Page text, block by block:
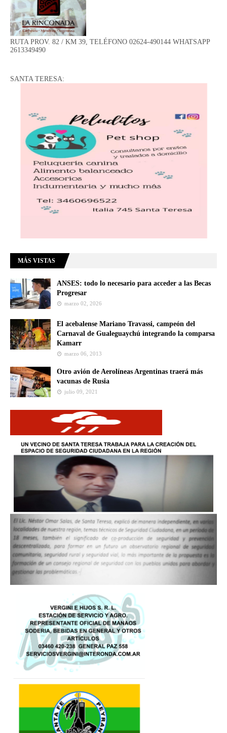
RUTA PROV. 82 / KM 39, TELÉFONO 02624-490144 WHATSAPP
2613349490
SANTA TERESA:
MÁS VISTAS
ANSES: todo lo necesario para acceder a las Becas
Progresar
marzo 02, 2026
El acebalense Mariano Travassi, campeón del
Carnaval de Gualeguaychú integrando la comparsa
Kamarr
marzo 06, 2013
Otro avión de Aerolíneas Argentinas traerá más
vacunas de Rusia
julio 09, 2021